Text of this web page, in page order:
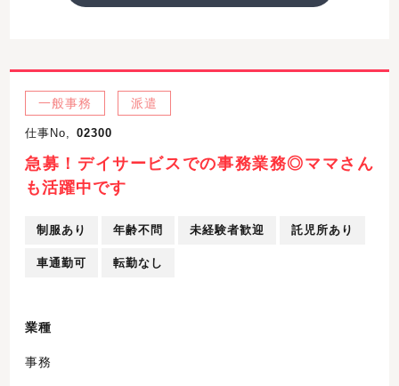
一般事務 派遣
仕事No, 02300
急募！デイサービスでの事務業務◎ママさん
も活躍中です
制服あり 年齢不問 未経験者歓迎 託児所あり
車通勤可 転勤なし
業種
事務